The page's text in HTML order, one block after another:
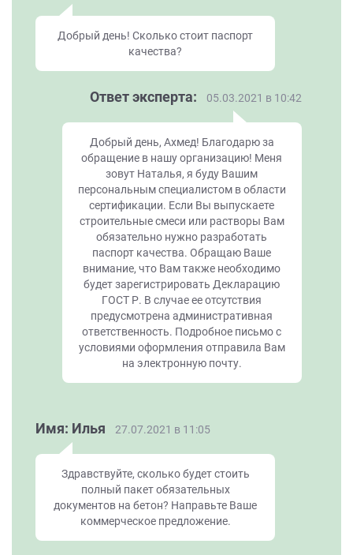
Добрый день! Сколько стоит паспорт
качества?
Ответ эксперта: 05.03.2021 в 10:42
Добрый день, Ахмед! Благодарю за
обращение в нашу организацию! Меня
зовут Наталья, я буду Вашим
персональным специалистом в области
сертификации. Если Вы выпускаете
строительные смеси или растворы Вам
обязательно нужно разработать
паспорт качества. Обращаю Ваше
внимание, что Вам также необходимо
будет зарегистрировать Декларацию
ГОСТ Р. В случае ее отсутствия
предусмотрена административная
ответственность. Подробное письмо с
условиями оформления отправила Вам
на электронную почту.
Имя: Илья 27.07.2021 в 11:05
Здравствуйте, сколько будет стоить
полный пакет обязательных
документов на бетон? Направьте Ваше
коммерческое предложение.